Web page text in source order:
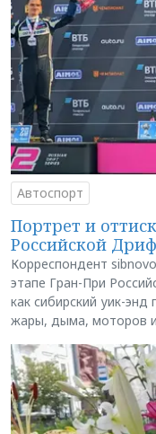
Автоспорт
Портрет и
Российской
Корреспондент
этапе Гран-При
как сибирский уик-энд
жары, дыма, моторов и